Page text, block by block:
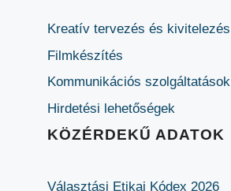
Kreatív tervezés és kivitelezés
Filmkészítés
Kommunikációs szolgáltatások
Hirdetési lehetőségek
KÖZÉRDEKŰ ADATOK
Választási Etikai Kódex 2026